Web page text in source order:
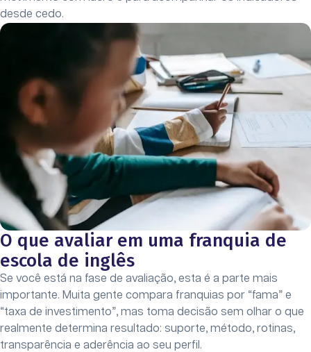
desde cedo.
O que avaliar em uma franquia de
escola de inglês
Se você está na fase de avaliação, esta é a parte mais
importante. Muita gente compara franquias por “fama” e
“taxa de investimento”, mas toma decisão sem olhar o que
realmente determina resultado: suporte, método, rotinas,
transparência e aderência ao seu perfil.